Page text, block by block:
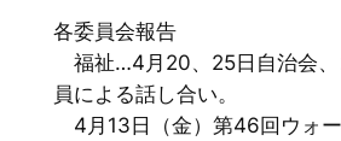
各委員会報告
福祉…4月20、25日自治会、
員による話し合い。
4月13日（金）第46回ウォ